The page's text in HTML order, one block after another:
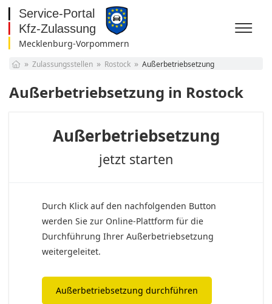
Mecklenburg-Vorpommern
Bayern
Brandenburg
Hessen
Niedersachsen
Saarland
Sachsen
Sachsen-Anhalt
Schleswig-Holstein
Thüringen
Zulassungsstellen Rostock Außerbetriebsetzung
Außerbetriebsetzung in Rostock
Außerbetriebsetzung
jetzt starten
Durch Klick auf den nachfolgenden Button
werden Sie zur Online-Plattform für die
Durchführung Ihrer Außerbetriebsetzung
weitergeleitet.
Außerbetriebsetzung durchführen